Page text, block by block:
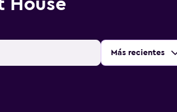
House
Ordenar por:
Más recientes